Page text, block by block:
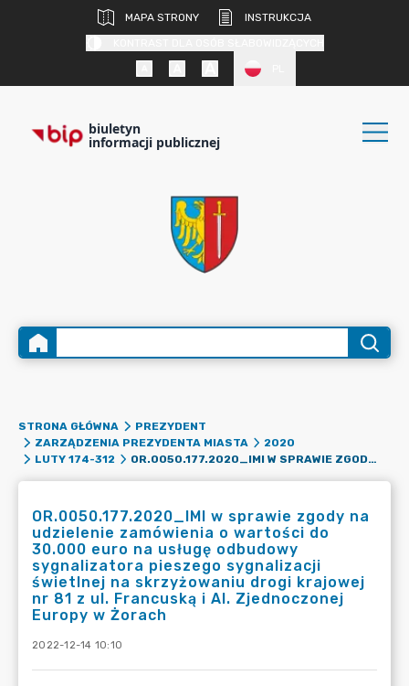
MAPA STRONY
INSTRUKCJA
biuletyn
informacji publicznej
STRONA GŁÓWNA
PREZYDENT
ZARZĄDZENIA PREZYDENTA MIASTA
2020
LUTY 174-312
OR.0050.177.2020_IMI W SPRAWIE ZGODY NA UDZIELENIE ZAMÓWIENIA O WARTOŚCI DO 30.000 EURO NA USŁUGĘ ODBUDOWY SYGNALIZATORA PIESZEGO SYGNALIZACJI ŚWIETLNEJ NA SKRZYŻOWANIU DROGI KRAJOWEJ NR 81 Z UL. FRANCUSKĄ I AL. ZJEDNOCZONEJ EUROPY W ŻORACH
OR.0050.177.2020_IMI w sprawie zgody na
udzielenie zamówienia o wartości do
30.000 euro na usługę odbudowy
sygnalizatora pieszego sygnalizacji
świetlnej na skrzyżowaniu drogi krajowej
nr 81 z ul. Francuską i Al. Zjednoczonej
Europy w Żorach
2022-12-14 10:10